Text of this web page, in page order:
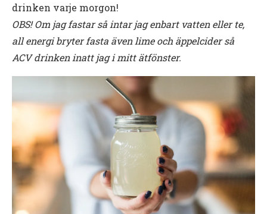
drinken varje morgon!
OBS! Om jag fastar så intar jag enbart vatten eller te,
all energi bryter fasta även lime och äppelcider så
ACV drinken inatt jag i mitt ätfönster.